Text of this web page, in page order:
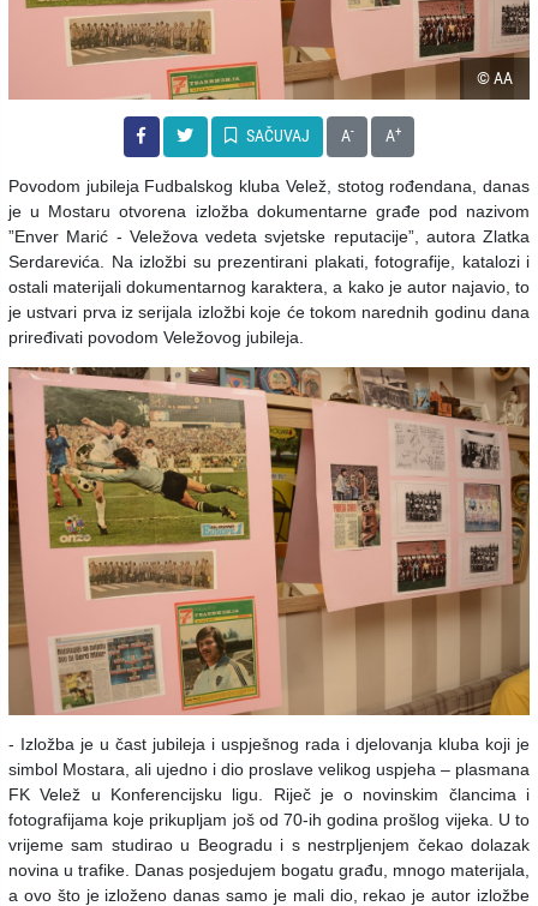
© AA
SAČUVAJ A- A+
Povodom jubileja Fudbalskog kluba Velež, stotog rođendana, danas
je u Mostaru otvorena izložba dokumentarne građe pod nazivom
”Enver Marić - Veležova vedeta svjetske reputacije”, autora Zlatka
Serdarevića. Na izložbi su prezentirani plakati, fotografije, katalozi i
ostali materijali dokumentarnog karaktera, a kako je autor najavio, to
je ustvari prva iz serijala izložbi koje će tokom narednih godinu dana
priređivati povodom Veležovog jubileja.
- Izložba je u čast jubileja i uspješnog rada i djelovanja kluba koji je
simbol Mostara, ali ujedno i dio proslave velikog uspjeha – plasmana
FK Velež u Konferencijsku ligu. Riječ je o novinskim člancima i
fotografijama koje prikupljam još od 70-ih godina prošlog vijeka. U to
vrijeme sam studirao u Beogradu i s nestrpljenjem čekao dolazak
novina u trafike. Danas posjedujem bogatu građu, mnogo materijala,
a ovo što je izloženo danas samo je mali dio, rekao je autor izložbe